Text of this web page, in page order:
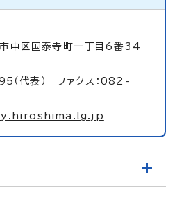
区国泰寺町一丁目6番34
代表） ファクス：082-